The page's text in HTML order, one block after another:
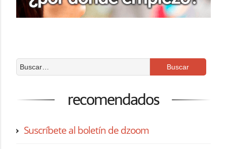
recomendados
Suscríbete al boletín de dzoom